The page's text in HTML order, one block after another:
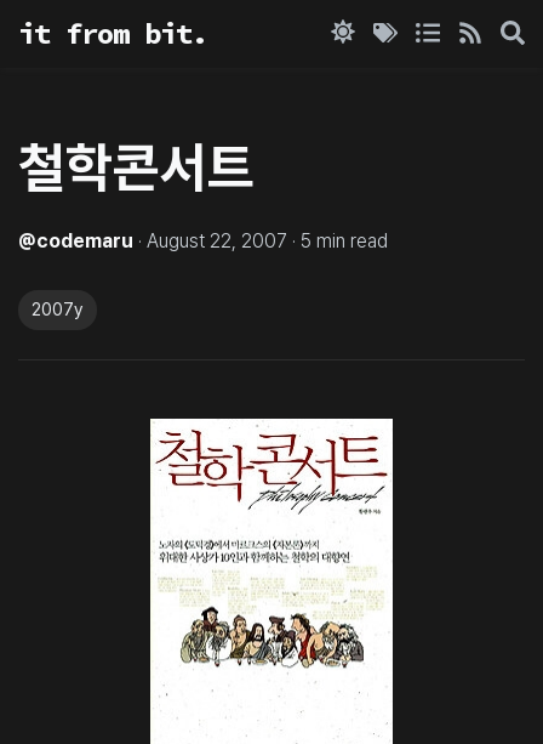
it from bit.
철학콘서트
@codemaru · August 22, 2007 · 5 min read
2007y